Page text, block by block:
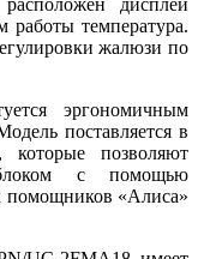
температура.
жалюзи по
эргономичным
поставляется в
позволяют
с помощью
помощников «Алиса»